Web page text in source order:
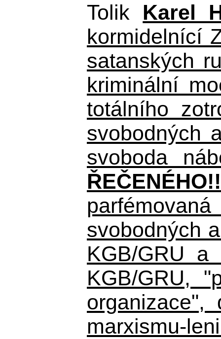
Tolik Karel
kormidelnící
satanských
kriminální
totálního
svobodných
svoboda
svobodných
KGB/GRU
KGB/GRU,
organizace",
marxismu-